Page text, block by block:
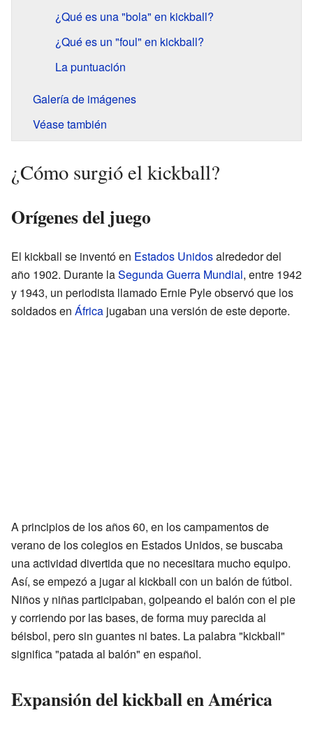
¿Qué es una "bola" en kickball?
¿Qué es un "foul" en kickball?
La puntuación
Galería de imágenes
Véase también
¿Cómo surgió el kickball?
Orígenes del juego
El kickball se inventó en Estados Unidosalrededor del
año 1902. Durante laSegunda Guerra Mundial, entre 1942
y 1943, un periodista llamado Ernie Pyle observó que los
soldados en África jugaban una versión de este deporte.
A principios de los años 60, en los campamentos de
verano de los colegios en Estados Unidos, se buscaba
una actividad divertida que no necesitara mucho equipo.
Así, se empezó a jugar al kickball con un balón de fútbol.
Niños y niñas participaban, golpeando el balón con el pie
y corriendo por las bases, de forma muy parecida al
béisbol, pero sin guantes ni bates. La palabra "kickball"
significa "patada al balón" en español.
Expansión del kickball en América